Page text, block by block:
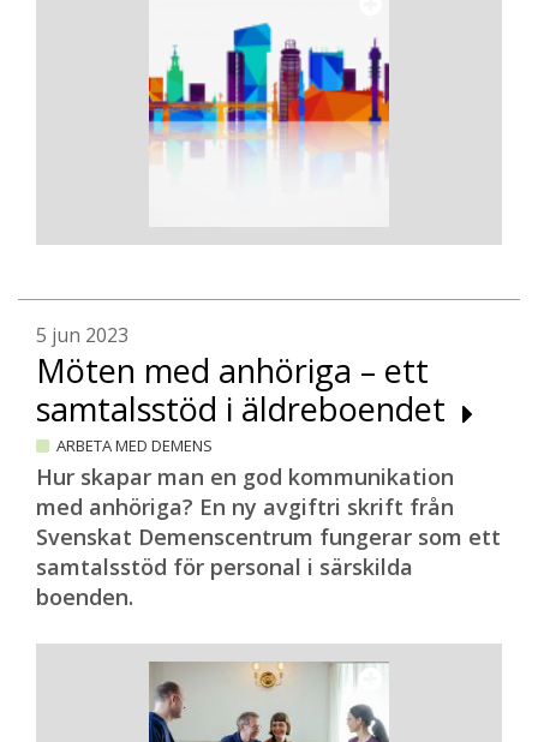
5 jun 2023
Möten med anhöriga – ett
samtalsstöd i äldreboendet
ARBETA MED DEMENS
Hur skapar man en god kommunikation
med anhöriga? En ny avgiftri skrift från
Svenskat Demenscentrum fungerar som ett
samtalsstöd för personal i särskilda
boenden.